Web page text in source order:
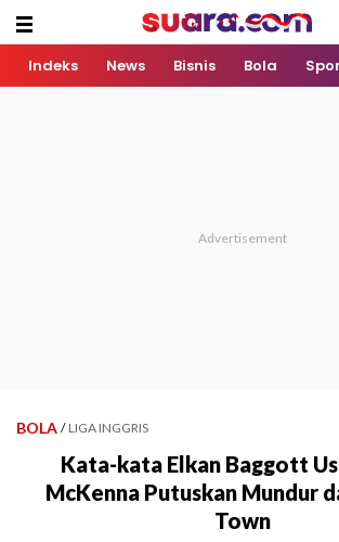
Indeks News Bisnis Bola
BOLA / LIGA INGGRIS
Kata-kata Elkan Baggott
McKenna Putuskan Mundur
Town